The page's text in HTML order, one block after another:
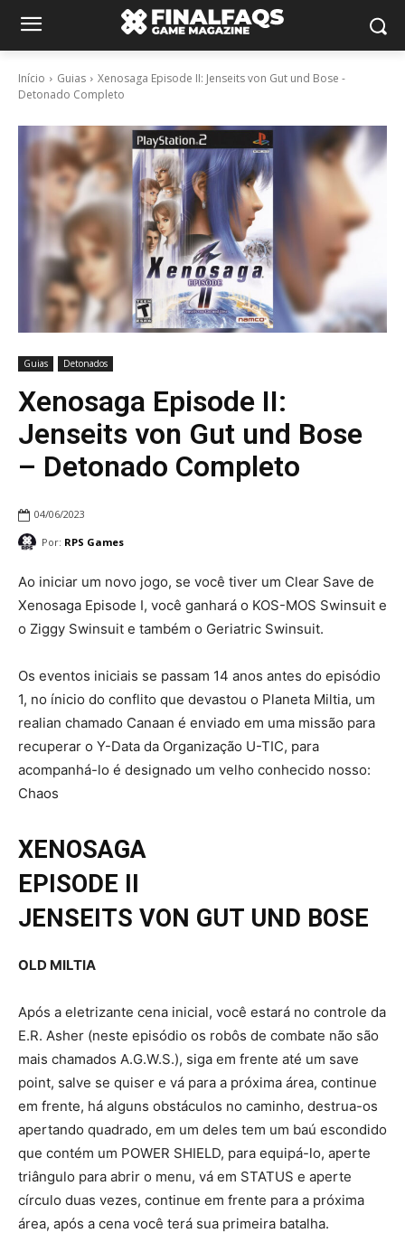
Início Guias
Xenosaga Episode II: Jenseits von Gut und Bose -
Detonado Completo
Guias Detonados
Xenosaga Episode II:
Jenseits von Gut und Bose
– Detonado Completo
04/06/2023
Por: RPS Games
Ao iniciar um novo jogo, se você tiver um Clear Save de
Xenosaga Episode I, você ganhará o KOS-MOS Swinsuit e
o Ziggy Swinsuit e também o Geriatric Swinsuit.
Os eventos iniciais se passam 14 anos antes do episódio
1, no ínicio do conflito que devastou o Planeta Miltia, um
realian chamado Canaan é enviado em uma missão para
recuperar o Y-Data da Organização U-TIC, para
acompanhá-lo é designado um velho conhecido nosso:
Chaos
XENOSAGA
EPISODE II
JENSEITS VON GUT UND BOSE
OLD MILTIA
Após a eletrizante cena inicial, você estará no controle da
E.R. Asher (neste episódio os robôs de combate não são
mais chamados A.G.W.S.), siga em frente até um save
point, salve se quiser e vá para a próxima área, continue
em frente, há alguns obstáculos no caminho, destrua-os
apertando quadrado, em um deles tem um baú escondido
que contém um POWER SHIELD, para equipá-lo, aperte
triângulo para abrir o menu, vá em STATUS e aperte
círculo duas vezes, continue em frente para a próxima
área, após a cena você terá sua primeira batalha.